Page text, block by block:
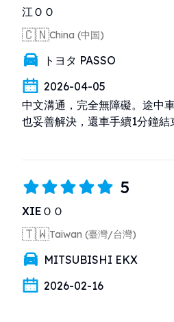
江ＯＯ
🇨🇳China (中国)
トヨタ PASSO
2026-04-05
中文溝通，完全無障礙。途中
也妥善解決，還車手續1分鐘結
5
XIEＯＯ
🇹🇼Taiwan (臺灣/台灣)
MITSUBISHI EKX
2026-02-16